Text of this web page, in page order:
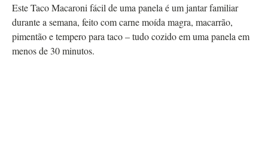
Este Taco Macaroni fácil de uma panela é um jantar familiar
durante a semana, feito com carne moída magra, macarrão,
pimentão e tempero para taco – tudo cozido em uma panela em
menos de 30 minutos.